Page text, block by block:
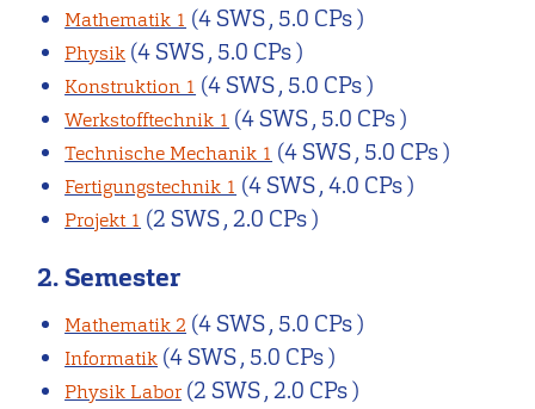
Mathematik 1 (4 SWS , 5.0 CPs )
Physik (4 SWS , 5.0 CPs )
Konstruktion 1 (4 SWS , 5.0 CPs )
Werkstofftechnik 1 (4 SWS , 5.0 CPs )
Technische Mechanik 1 (4 SWS , 5.0 CPs )
Fertigungstechnik 1 (4 SWS , 4.0 CPs )
Projekt 1 (2 SWS , 2.0 CPs )
2. Semester
Mathematik 2 (4 SWS , 5.0 CPs )
Informatik (4 SWS , 5.0 CPs )
Physik Labor (2 SWS , 2.0 CPs )